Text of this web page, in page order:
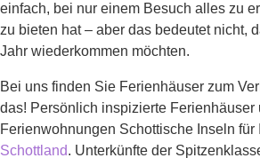
einfach, bei nur einem Besuch alles zu
zu bieten hat – aber das bedeutet nicht,
Jahr wiederkommen möchten.
Bei uns finden Sie Ferienhäuser zum
das! Persönlich inspizierte Ferienhäuser
Ferienwohnungen Schottische Inseln für
Schottland. Unterkünfte der